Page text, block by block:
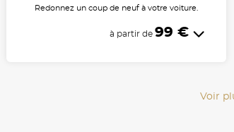
Redonnez un coup de neuf à votre voiture.
à partir de 99 €
Voir